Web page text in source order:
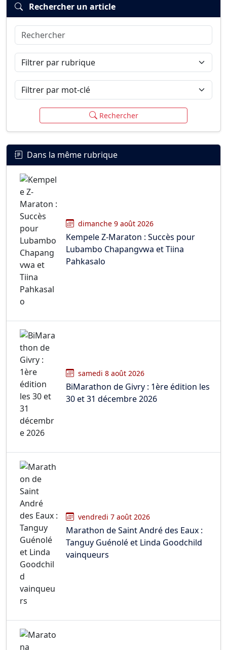
Connexion
Rechercher un article
Rechercher
Filtrer par rubrique
Filtrer par mot-clé
Rechercher
Dans la même rubrique
dimanche 9 août 2026
Kempele Z-Maraton : Succès pour
Lubambo Chapangvwa et Tiina
Pahkasalo
samedi 8 août 2026
BiMarathon de Givry : 1ère édition les
30 et 31 décembre 2026
vendredi 7 août 2026
Marathon de Saint André des Eaux :
Tanguy Guénolé et Linda Goodchild
vainqueurs